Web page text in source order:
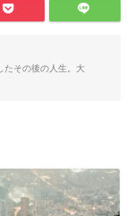
たその後の人生。大